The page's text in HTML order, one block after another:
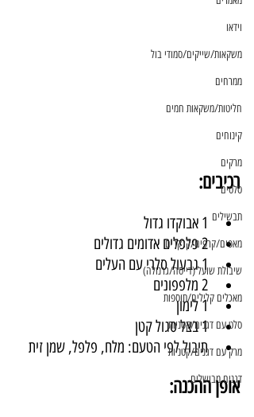
וידאו
משקאות/שייקים/סמודי בול
ממרחים
חליטות/משקאות חמים
קינוחים
מרקים
סלטים
תבשילים
מאפים/קרפים/קרקרים
שיבולת שועל (דייסה/גרנולה)
מאכלים קלילים/תוספות
סלט עם דגנים/קטניות
מרק עם דגנים/קטניות
דגנים מבושלים
רכיבים:
1 אבוקדו גדול
2 פלפלים אדומים גדולים
1 גבעול סלרי עם העלים
2 מלפפונים
1 לימון
1 בצל סגול קטן
תיבול לפי הטעם: מלח, פלפל, שמן זית
אופן ההכנה: